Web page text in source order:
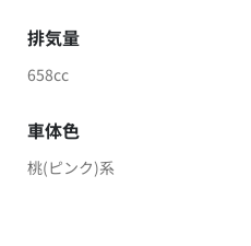
排気量
658cc
車体色
桃(ピンク)系